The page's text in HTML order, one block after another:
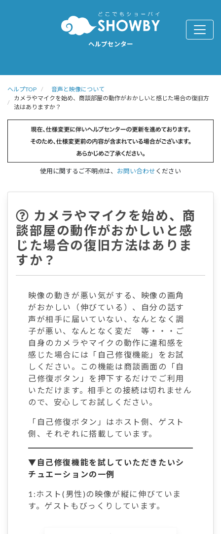
ヘルプセンター
ヘルプTOP
音声と映像について
カメラやマイクを始め、商談部屋の動作がおかしいと感じた場合の復旧方
法はありますか？
使用に関するご不明点は、 お問い合わせください
カメラやマイクを始め、商
談部屋の動作がおかしいと感
じた場合の復旧方法はありま
すか？
映像の動きが悪い気がする、映像の画角
がおかしい（伸びている）、自分の話す
声が相手に届いていない、なんとなく調
子が悪い、なんとなく変だ 等・・・ご
自身のカメラやマイクの動作に違和感を
感じた場合には「自己修復機能」をお試
しください。この機能は商談画面の「自
己修復ボタン」を押下するだけでご利用
いただけます。相手との接続は切れません
ので、安心してお試しください。
「自己修復ボタン」はホスト側、ゲスト
側、それぞれに搭載しています。
▼自己修復機能を試していただきたいシ
チュエーションの一例
1:ホスト(男性)の映像が縦に伸びていま
す。ゲストもびっくりしています。